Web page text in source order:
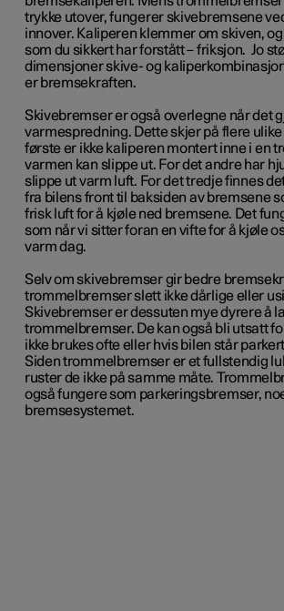
trykke utover, fungerer skivebremsene
innover. Kaliperen klemmer om skiven,
som du sikkert har forstått – friksjon. Jo
dimensjoner skive- og
er bremsekraften.
Skivebremser er også overlegne når det
varmespredning. Dette skjer på flere ulike
første er ikke kaliperen montert inne i en
varmen kan slippe ut. For det andre har
slippe ut varm luft. For det tredje finnes
fra bilens front til baksiden av bremsene
frisk luft for å kjøle ned bremsene. Det
som når vi sitter foran en vifte for å kjøle
varm dag.
Selv om skivebremser gir bedre
trommelbremser slett ikke dårlige eller
Skivebremser er dessuten mye dyrere å
trommelbremser. De kan også bli utsatt
ikke brukes ofte eller hvis bilen står
Siden trommelbremser er et fullstendig
ruster de ikke på samme måte.
også fungere som parkeringsbremser,
bremsesystemet.